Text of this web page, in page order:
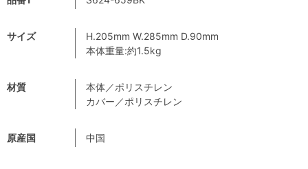
サイズ
H.205mm W.285mm D.90mm
本体重量:約1.5kg
材質
本体／ポリスチレン
カバー／ポリスチレン
原産国 中国